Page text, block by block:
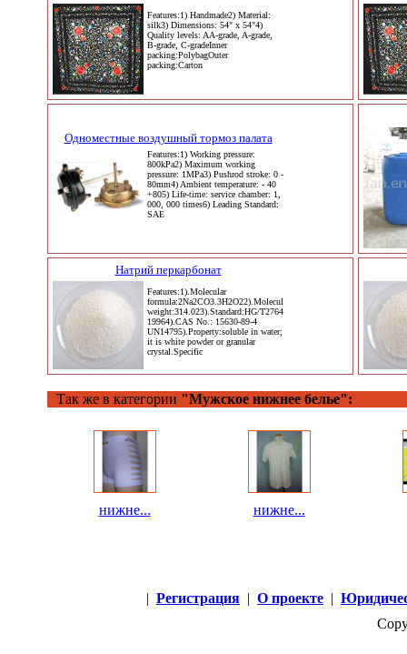
Features:1) Handmade2) Material:
silk3) Dimensions: 54" x 54"4)
Quality levels: AA-grade, A-grade,
B-grade, C-gradeInner
packing:PolybagOuter
packing:Carton
Одноместные воздушный тормоз палата
Features:1) Working pressure:
800kPa2) Maximum working
pressure: 1MPa3) Pushrod stroke: 0 -
80mm4) Ambient temperature: - 40
+805) Life-time: service chamber: 1,
000, 000 times6) Leading Standard:
SAE
Натрий перкарбонат
Features:1).Molecular
formula:2Na2CO3.3H2O22).Molecular
weight:314.023).Standard:HG/T2764-
19964).CAS No.: 15630-89-4
UN14795).Property:soluble in water;
it is white powder or granular
crystal.Specific
Так же в категории "Мужское нижнее белье":
нижне... нижне...
| Регистрация | О проекте |